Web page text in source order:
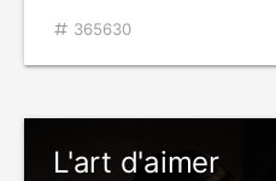
365630
L'art d'aimer